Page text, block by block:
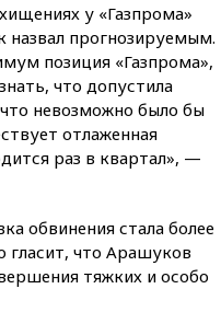
у «Газпрома»
прогнозируемым.
позиция «Газпрома»,
что допустила
невозможно было бы
отлаженная
раз в квартал», —
обвинения стала более
гласит, что Арашуков
тяжких и особо